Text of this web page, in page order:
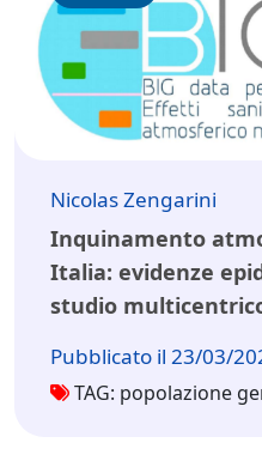
Nicolas Zengarini
Inquinamento
Italia: evidenze
studio
Pubblicato il 23/03/
TAG: popolazione